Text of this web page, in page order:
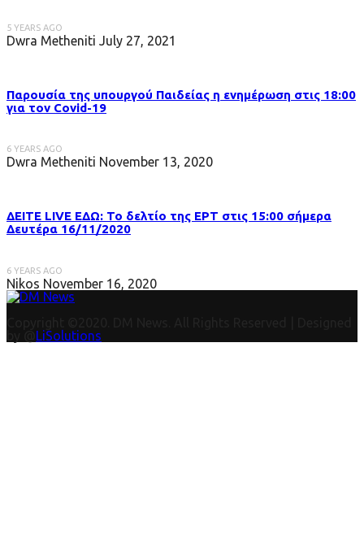
5 YEARS AGO
Dwra Metheniti July 27, 2021
Παρουσία της υπουργού Παιδείας η ενημέρωση στις 18:00
για τον Covid-19
6 YEARS AGO
Dwra Metheniti November 13, 2020
ΔΕΙΤΕ LIVE ΕΔΩ: Το δελτίο της ΕΡΤ στις 15:00 σήμερα
Δευτέρα 16/11/2020
6 YEARS AGO
Nikos November 16, 2020
LiSolutions